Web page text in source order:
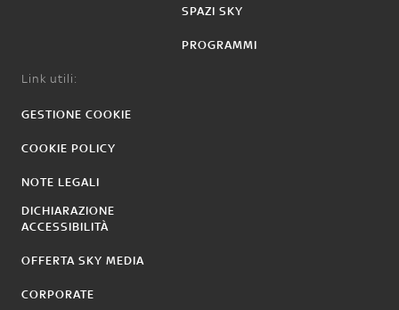
SPAZI SKY
PROGRAMMI
Link utili:
GESTIONE COOKIE
COOKIE POLICY
NOTE LEGALI
DICHIARAZIONE
ACCESSIBILITÀ
OFFERTA SKY MEDIA
CORPORATE